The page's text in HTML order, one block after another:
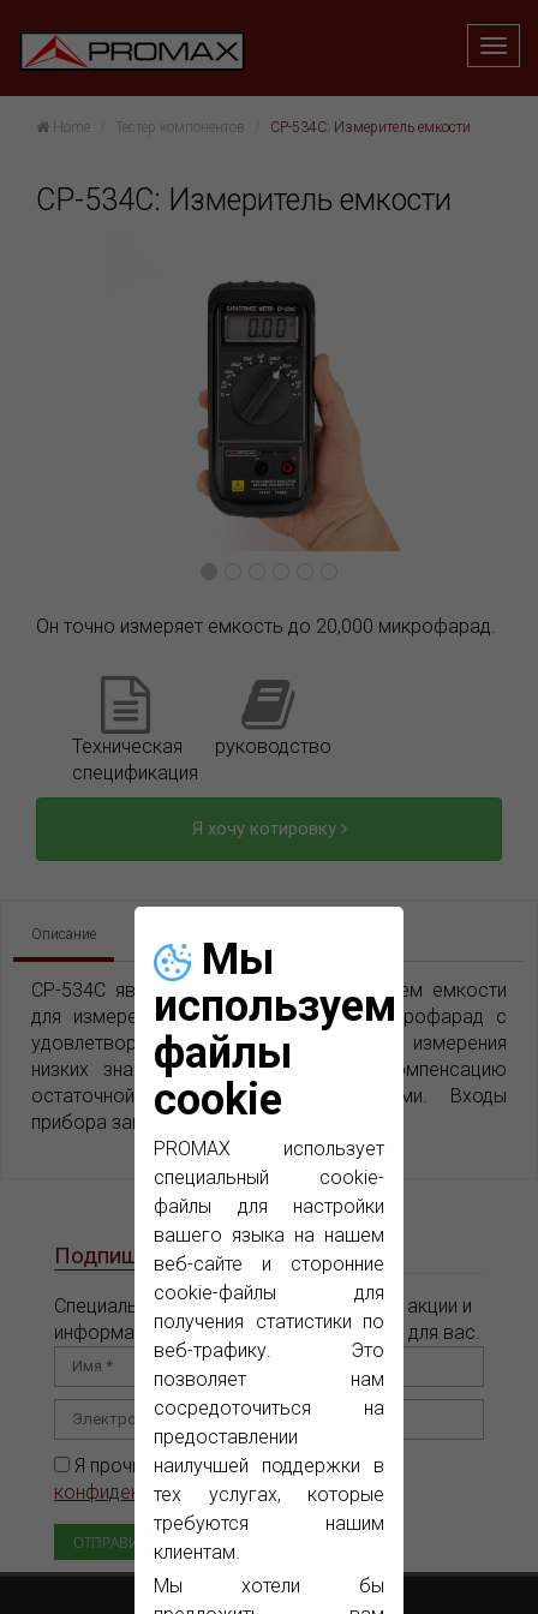
Мы
используем
файлы
cookie
PROMAX использует
специальный cookie-
файлы для настройки
вашего языка на нашем
веб-сайте и сторонние
cookie-файлы для
получения статистики по
веб-трафику. Это
позволяет нам
сосредоточиться на
предоставлении
наилучшей поддержки в
тех услугах, которые
требуются нашим
клиентам.
Мы хотели бы
Home Тестер компонентов CP-534C: Измеритель емкости
CP-534C: Измеритель емкости
Он точно измеряет емкость до 20,000 микрофарад.
Техническая
спецификация
руководство
Я хочу котировку
Описание
CP-534C является цифровым измерителем емкости
для измерения емкости до 20,000 микрофарад с
удовлетворительной точностью. Для измерения
низких значений, прибор позволяет компенсацию
остаточной емкости между кабелями. Входы
прибора защищены предохранителем.
Подпишитесь на наш e-News
Специальные предложения, рекламные акции и
информация о новых продуктах только для вас.
Я прочитал и принимаюПолитику
конфиденциальности